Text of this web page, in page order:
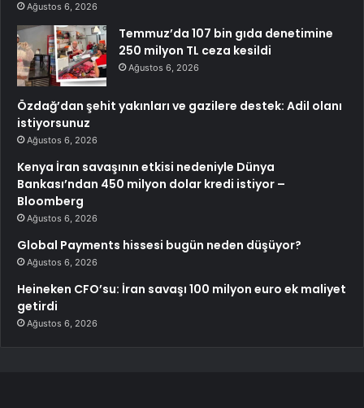
Ağustos 6, 2026
Temmuz’da 107 bin gıda denetimine
250 milyon TL ceza kesildi
Ağustos 6, 2026
Özdağ’dan şehit yakınları ve gazilere destek: Adil olanı
istiyorsunuz
Ağustos 6, 2026
Kenya İran savaşının etkisi nedeniyle Dünya
Bankası’ndan 450 milyon dolar kredi istiyor –
Bloomberg
Ağustos 6, 2026
Global Payments hissesi bugün neden düşüyor?
Ağustos 6, 2026
Heineken CFO’su: İran savaşı 100 milyon euro ek maliyet
getirdi
Ağustos 6, 2026